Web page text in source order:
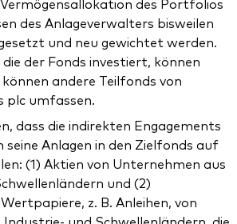
des Portfolios
des Anlageverwalters bisweilen
und neu gewichtet werden.
der Fonds investiert, können
andere Teilfonds von
plc umfassen.
dass die indirekten Engagements
seine Anlagen in den Zielfonds auf
(1) Aktien von Unternehmen aus
und (2)
z. B. Anleihen, von